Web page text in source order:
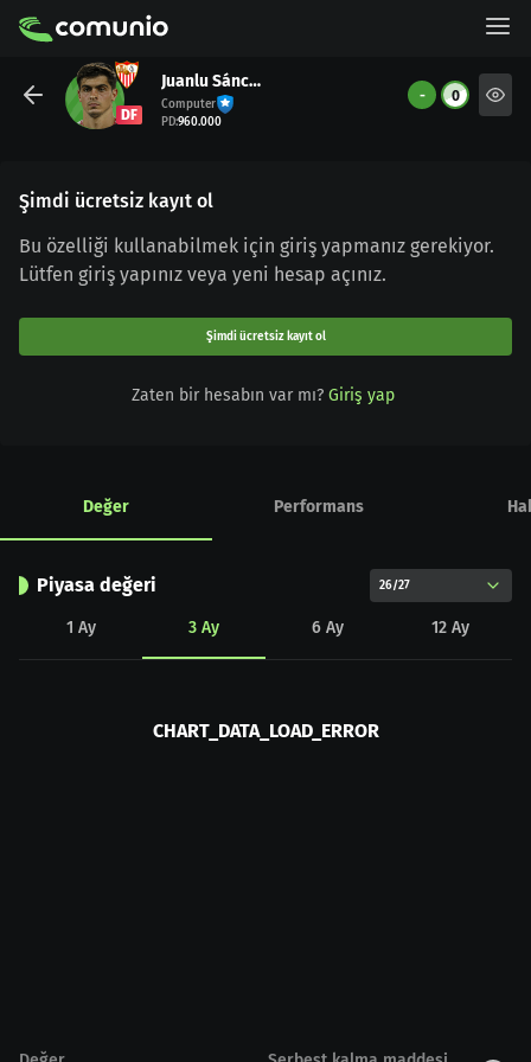
DF
Juanlu Sánchez
Computer
PD:960.000
- 0
Şimdi ücretsiz kayıt ol
Bu özelliği kullanabilmek için giriş yapmanız gerekiyor.
Lütfen giriş yapınız veya yeni hesap açınız.
Şimdi ücretsiz kayıt ol
Zaten bir hesabın var mı? Giriş yap
Değer Performans
Piyasa değeri 26/27
1 Ay 3 Ay 6 Ay 12 Ay
CHART_DATA_LOAD_ERROR